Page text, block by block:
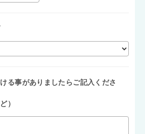
る事がありましたらご記入くださ
）